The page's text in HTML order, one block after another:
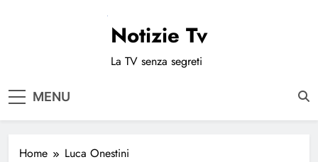
Notizie Tv
La TV senza segreti
MENU
Home Luca Onestini